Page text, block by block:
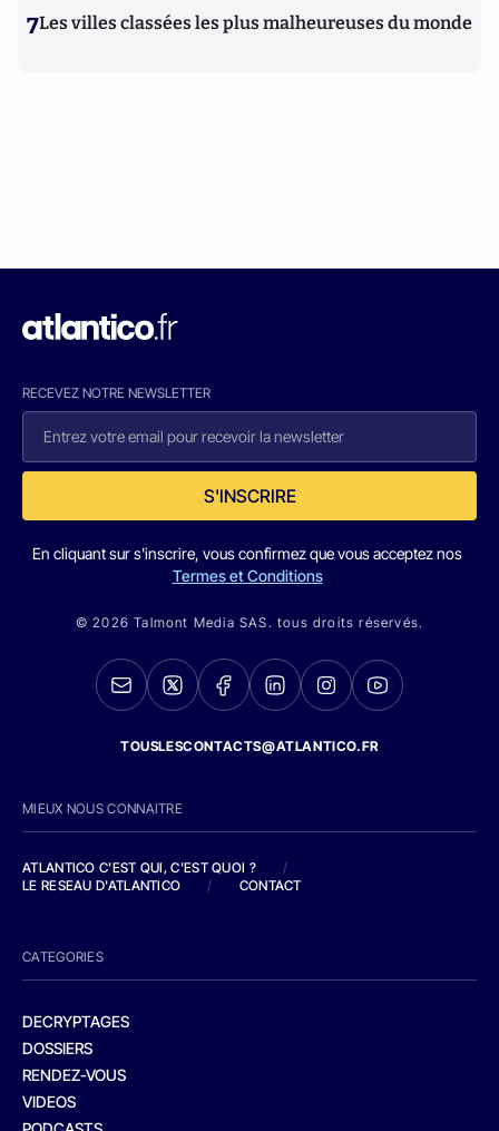
7Les villes classées les plus malheureuses du monde
RECEVEZ NOTRE NEWSLETTER
S'INSCRIRE
En cliquant sur s'inscrire, vous confirmez que vous acceptez nos
Termes et Conditions
© 2026 Talmont Media SAS. tous droits réservés.
TOUSLESCONTACTS@ATLANTICO.FR
MIEUX NOUS CONNAITRE
ATLANTICO C'EST QUI, C'EST QUOI ?
/
LE RESEAU D'ATLANTICO
/ CONTACT
CATEGORIES
DECRYPTAGES
DOSSIERS
RENDEZ-VOUS
VIDEOS